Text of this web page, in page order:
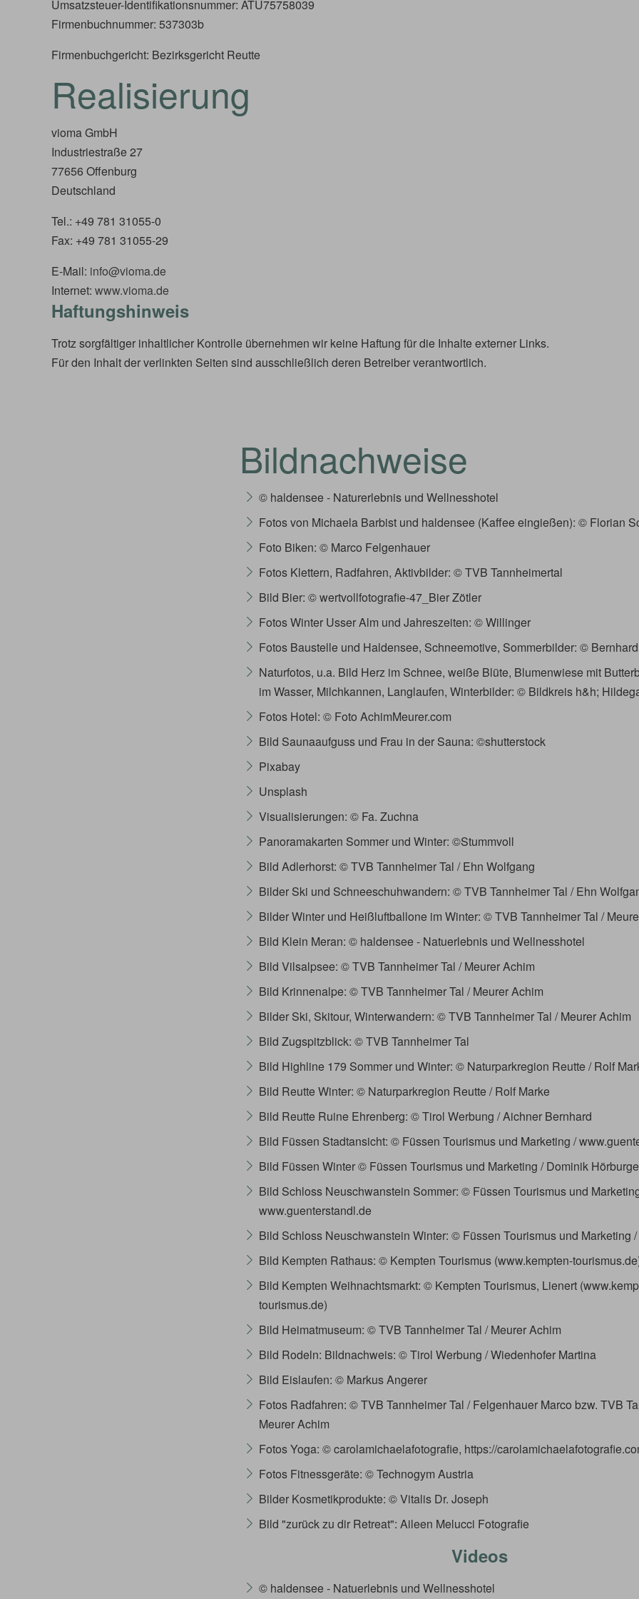
Umsatzsteuer-Identifikationsnummer: ATU75758039
Firmenbuchnummer: 537303b
Firmenbuchgericht: Bezirksgericht Reutte
Realisierung
vioma GmbH
Industriestraße 27
77656 Offenburg
Deutschland
Tel.: +49 781 31055-0
Fax: +49 781 31055-29
E-Mail: info@vioma.de
Internet: www.vioma.de
Haftungshinweis
Trotz sorgfältiger inhaltlicher Kontrolle übernehmen wir keine Haftung für die Inhalte externer Links.
Für den Inhalt der verlinkten Seiten sind ausschließlich deren Betreiber verantwortlich.
Bildnachweise
© haldensee - Naturerlebnis und Wellnesshotel
Fotos von Michaela Barbist und haldensee (Kaffee eingießen): © Florian
Foto Biken: © Marco Felgenhauer
Fotos Klettern, Radfahren, Aktivbilder: © TVB Tannheimertal
Bild Bier: © wertvollfotografie-47_Bier Zötler
Fotos Winter Usser Alm und Jahreszeiten: © Willinger
Fotos Baustelle und Haldensee, Schneemotive, Sommerbilder: ©
Naturfotos, u.a. Bild Herz im Schnee, weiße Blüte, Blumenwiese mit
im Wasser, Milchkannen, Langlaufen, Winterbilder: © Bildkreis h&h;
Fotos Hotel: © Foto AchimMeurer.com
Bild Saunaaufguss und Frau in der Sauna: ©shutterstock
Pixabay
Unsplash
Visualisierungen: © Fa. Zuchna
Panoramakarten Sommer und Winter: ©Stummvoll
Bild Adlerhorst: © TVB Tannheimer Tal / Ehn Wolfgang
Bilder Ski und Schneeschuhwandern: © TVB Tannheimer Tal / Ehn
Bilder Winter und Heißluftballone im Winter: © TVB Tannheimer Tal /
Bild Klein Meran: © haldensee - Natuerlebnis und Wellnesshotel
Bild Vilsalpsee: © TVB Tannheimer Tal / Meurer Achim
Bild Krinnenalpe: © TVB Tannheimer Tal / Meurer Achim
Bilder Ski, Skitour, Winterwandern: © TVB Tannheimer Tal / Meurer Achim
Bild Zugspitzblick: © TVB Tannheimer Tal
Bild Highline 179 Sommer und Winter: © Naturparkregion Reutte / Rolf
Bild Reutte Winter: © Naturparkregion Reutte / Rolf Marke
Bild Reutte Ruine Ehrenberg: © Tirol Werbung / Aichner Bernhard
Bild Füssen Stadtansicht: © Füssen Tourismus und Marketing /
Bild Füssen Winter © Füssen Tourismus und Marketing / Dominik
Bild Schloss Neuschwanstein Sommer: © Füssen Tourismus und
www.guenterstandl.de
Bild Schloss Neuschwanstein Winter: © Füssen Tourismus und Marketing
Bild Kempten Rathaus: © Kempten Tourismus (www.kempten-
Bild Kempten Weihnachtsmarkt: © Kempten Tourismus, Lienert
tourismus.de)
Bild Heimatmuseum: © TVB Tannheimer Tal / Meurer Achim
Bild Rodeln: Bildnachweis: © Tirol Werbung / Wiedenhofer Martina
Bild Eislaufen: © Markus Angerer
Fotos Radfahren: © TVB Tannheimer Tal / Felgenhauer Marco bzw. TVB
Meurer Achim
Fotos Yoga: © carolamichaelafotografie, https://
Fotos Fitnessgeräte: © Technogym Austria
Bilder Kosmetikprodukte:©Vitalis Dr. Joseph
Bild "zurück zu dir Retreat": Aileen Melucci Fotografie
Videos
© haldensee - Natuerlebnis und Wellnesshotel